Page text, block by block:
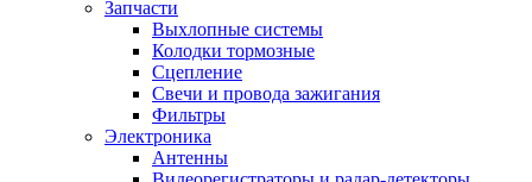
Запчасти
Выхлопные системы
Колодки тормозные
Сцепление
Свечи и провода зажигания
Фильтры
Электроника
Антенны